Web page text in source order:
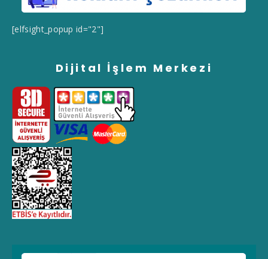
[elfsight_popup id="2"]
Dijital İşlem Merkezi